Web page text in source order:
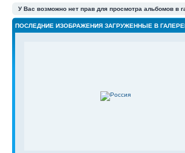
У Вас возможно нет прав для просмотра альбомов в
ПОСЛЕДНИЕ ИЗОБРАЖЕНИЯ ЗАГРУЖЕННЫЕ В